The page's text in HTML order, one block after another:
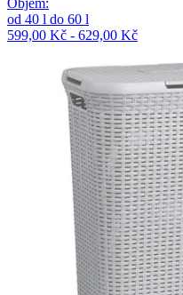
od 40 l do 60 l
599,00 Kč - 629,00 Kč